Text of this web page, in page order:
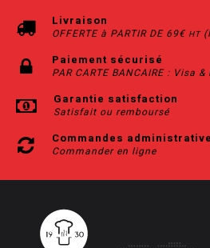
Livraison
OFFERTE à PARTIR DE 69€ HT
Paiement sécurisé
PAR CARTE BANCAIRE : Visa
Garantie satisfaction
Satisfait ou remboursé
Commandes
Commander en ligne